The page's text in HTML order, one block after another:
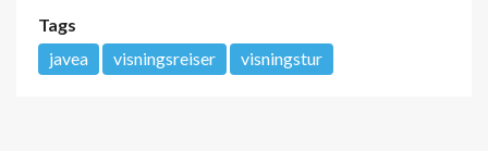
Tags
javea
visningsreiser visningstur